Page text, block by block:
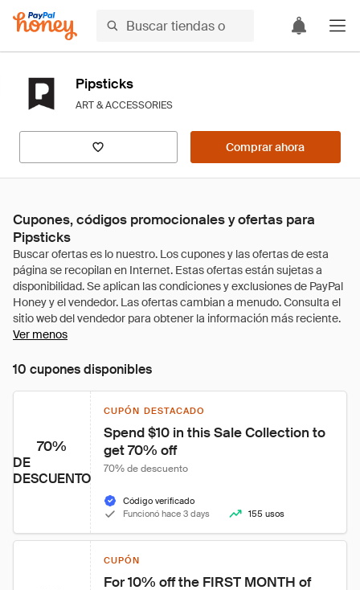
Pipsticks
ART & ACCESSORIES
Comprar ahora
Cupones, códigos promocionales y ofertas para
Pipsticks
Ver menos
10 cupones disponibles
70%
DE
DESCUENTO
CUPÓN DESTACADO
Spend $10 in this Sale Collection to
get 70% off
70% de descuento
Código verificado
Funcionó hace 3 days
155 usos
CUPÓN
For 10% off the FIRST MONTH of